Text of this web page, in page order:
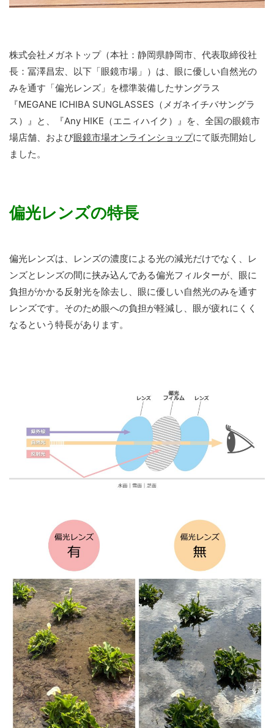
株式会社メガネトップ（本社：静岡県静岡市、代表取締役社
長：冨澤昌宏、以下「眼鏡市場」）は、眼に優しい自然光の
みを通す「偏光レンズ」を標準装備したサングラス
『MEGANE ICHIBA SUNGLASSES（メガネイチバサングラ
ス）』と、『Any HIKE（エニィハイク）』を、全国の眼鏡市
場店舗、および眼鏡市場オンラインショップにて販売開始し
ました。
偏光レンズの特長
偏光レンズは、レンズの濃度による光の減光だけでなく、レ
ンズとレンズの間に挟み込んである偏光フィルターが、眼に
負担がかかる反射光を除去し、眼に優しい自然光のみを通す
レンズです。そのため眼への負担が軽減し、眼が疲れにくく
なるという特長があります。